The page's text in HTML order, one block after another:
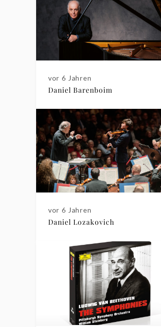
vor 6 Jahren
Daniel Barenboim
vor 6 Jahren
Daniel Lozakovich